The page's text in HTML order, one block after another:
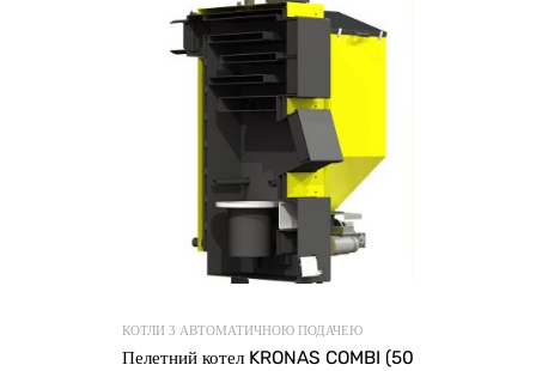
КОТЛИ З АВТОМАТИЧНОЮ ПОДАЧЕЮ
Пелетний котел KRONAS COMBI (50